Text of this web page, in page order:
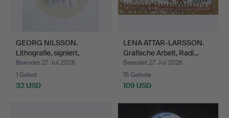
GEORG NILSSON.
Lithografie, signiert,
numm…
Beendet 27. Jul 2026
1 Gebot
32 USD
LENA ATTAR-LARSSON.
Grafische Arbeit, Radi…
Beendet 27. Jul 2026
15 Gebote
109 USD